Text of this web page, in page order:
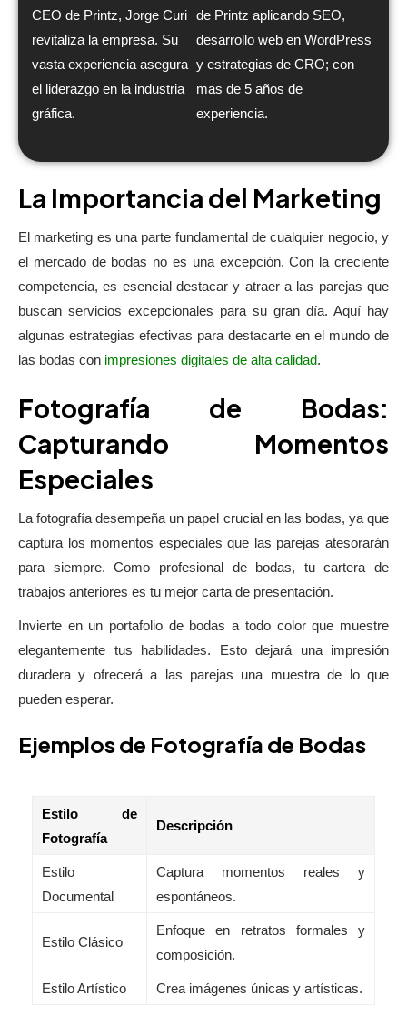
CEO de Printz, Jorge Curi
revitaliza la empresa. Su
vasta experiencia asegura
el liderazgo en la industria
gráfica.
de Printz aplicando SEO,
desarrollo web en WordPress
y estrategias de CRO; con
mas de 5 años de
experiencia.
La Importancia del Marketing
El marketing es una parte fundamental de cualquier negocio, y
el mercado de bodas no es una excepción. Con la creciente
competencia, es esencial destacar y atraer a las parejas que
buscan servicios excepcionales para su gran día. Aquí hay
algunas estrategias efectivas para destacarte en el mundo de
las bodas con impresiones digitales de alta calidad.
Fotografía de Bodas:
Capturando Momentos
Especiales
La fotografía desempeña un papel crucial en las bodas, ya que
captura los momentos especiales que las parejas atesorarán
para siempre. Como profesional de bodas, tu cartera de
trabajos anteriores es tu mejor carta de presentación.
Invierte en un portafolio de bodas a todo color que muestre
elegantemente tus habilidades. Esto dejará una impresión
duradera y ofrecerá a las parejas una muestra de lo que
pueden esperar.
Ejemplos de Fotografía de Bodas
Estilo de
Fotografía
Descripción
Estilo
Documental
Captura momentos reales y
espontáneos.
Estilo Clásico
Enfoque en retratos formales y
composición.
Estilo Artístico Crea imágenes únicas y artísticas.